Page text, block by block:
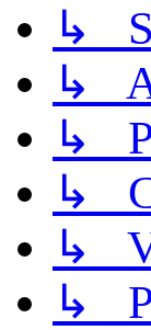
↳
↳
↳
↳
↳
↳